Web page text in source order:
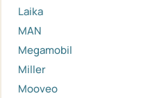
Laika
MAN
Megamobil
Miller
Mooveo